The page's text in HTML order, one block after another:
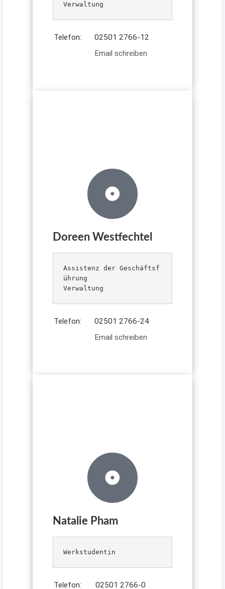
Verwaltung
Telefon:
02501 2766-12
Email schreiben
Doreen Westfechtel
Assistenz der Geschäftsf
ührung
Verwaltung
Telefon:
02501 2766-24
Email schreiben
Natalie Pham
Telefon: 02501 2766-0